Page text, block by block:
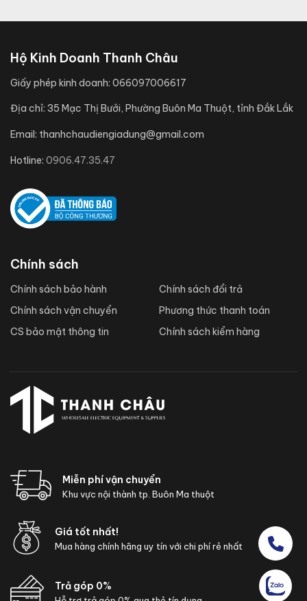
Hộ Kinh Doanh Thanh Châu
Giấy phép kinh doanh: 066097006617
Địa chỉ: 35 Mạc Thị Bưởi, Phường Buôn Ma Thuột, tỉnh Đắk Lắk
Email: thanhchaudiengiadung@gmail.com
Hotline: 0906.47.35.47
Chính sách
Chính sách bảo hành
Chính sách vận chuyển
CS bảo mật thông tin
Chính sách đổi trả
Phương thức thanh toán
Chính sách kiểm hàng
Miễn phí vận chuyển
Khu vực nội thành tp. Buôn Ma thuột
Giá tốt nhất!
Mua hàng chính hãng uy tín với chi phí rẻ nhất
Trả góp 0%